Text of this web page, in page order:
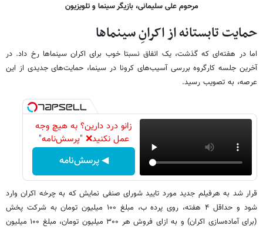
مرحوم علی سلیمانی، بازیگر سینما و تلویزیون
حمایتتابستانهازاکرانِسینماها
اما در هفته‌ای که گذشت، یک اتفاق نسبتا خوب برای اکران سینماها رخ داد. در
آخرین جلسه کارگروه بررسی آسیب‌های کرونا در سینما، حمایت‌های جدیدی از این
عرصه، به تصویب رسید.
زانو درد دارین؟ به هیچ وجه
عمل نکنید❌ "پرسش‌نامه"
◀ پرسش‌نامه
قرار شد به هرفیلم جدید مورد تایید شورای صنفی نمایش که به چرخه اکران وارد
شود و حداقل ۴ هفته، روی پرده ب، مبلغ ۱۰۰ میلیون تومان به شرکت پخش
(برای آماده‌سازی اکران) و به ازای فروش هر ۳۰۰ میلیون تومان، مبلغ ۱۰۰ میلیون